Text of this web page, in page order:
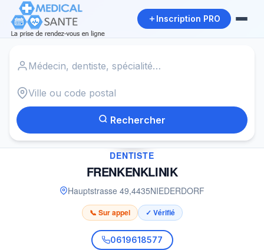
Inscription PRO
Rechercher
✓
DENTISTE
FRENKENKLINIK
Hauptstrasse 49,4435NIEDERDORF
📞 Sur appel ✓ Vérifié
0619618577